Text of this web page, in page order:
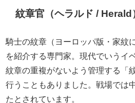
紋章官（ヘラルド / Herald
騎士の紋章（ヨーロッパ版・家紋
を紹介する専門家。現代でいうイ
紋章の重複がないよう管理する「
行うこともありました。戦場では
たとされています。